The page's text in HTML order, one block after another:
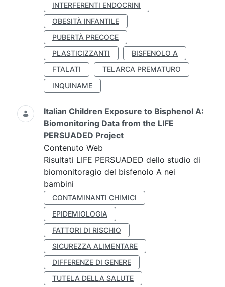
INTERFERENTI ENDOCRINI
OBESITÀ INFANTILE
PUBERTÀ PRECOCE
PLASTICIZZANTI
BISFENOLO A
FTALATI
TELARCA PREMATURO
INQUINAME
Italian Children Exposure to Bisphenol A:
Biomonitoring Data from the LIFE
PERSUADED Project
Contenuto Web
Risultati LIFE PERSUADED dello studio di
biomonitoragio del bisfenolo A nei
bambini
CONTAMINANTI CHIMICI
EPIDEMIOLOGIA
FATTORI DI RISCHIO
SICUREZZA ALIMENTARE
DIFFERENZE DI GENERE
TUTELA DELLA SALUTE